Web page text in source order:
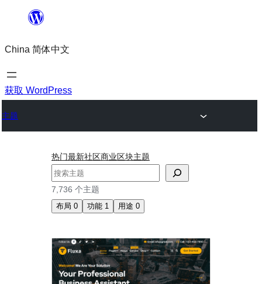
内
容
China 简体中文
获取 WordPress
主题
热门最新社区商业区块主题
搜
索
7,736 个主题
布局 0 功能 1 用途 0
嵌
套
评